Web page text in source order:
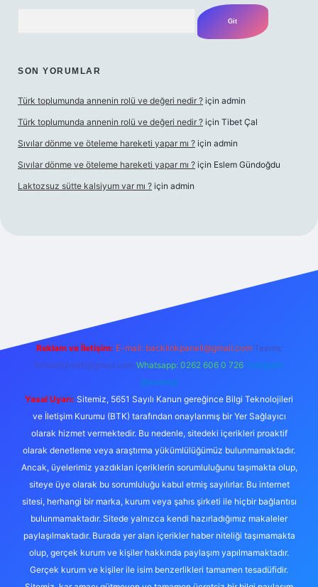
SON YORUMLAR
Türk toplumunda annenin rolü ve değeri nedir ? için admin
Türk toplumunda annenin rolü ve değeri nedir ? için Tibet Çal
Sıvılar dönme ve öteleme hareketi yapar mı ? için admin
Sıvılar dönme ve öteleme hareketi yapar mı ? için Eslem Gündoğdu
Laktozsuz sütte kalsiyum var mı ? için admin
Reklam ve İletişim: E-mail: backlinkpaneli@gmail.com Teams:
forumhizmeti@gmail.com Whatsapp: 0262 606 0 726 Telegram:
@karabul
Yasal Uyarı: Sitemiz, 5651 Sayılı Kanun gereğince Bilgi Teknolojileri
ve İletişim Kurumu (BTK) tarafından onaylanmış bir Yer Sağlayıcı
olarak hizmet vermektedir. Bu nedenle, sitedeki içerikleri proaktif
olarak denetleme veya araştırma yükümlülüğümüz bulunmamaktadır.
Ancak, üyelerimiz yazdıkları içeriklerin sorumluluğunu taşımakta olup,
siteye üye olarak bu sorumluluğu kabul etmiş sayılırlar. Bu internet
sitesi, herhangi bir marka, kurum veya şahıs şirketi ile hiçbir bağlantısı
bulunmamaktadır. Sitede yalnızca kendi hazırladığımız makaleler
paylaşılmaktadır. Burada yer alan içerikler haber niteliği taşımamakta
olup, gerçek kurum ve kişiler hakkında paylaşım yapılmamaktadır.
Gerçek kurum ve kişiler ile isim benzerlikleri tamamen tesadüfidir.